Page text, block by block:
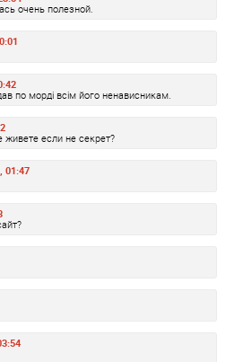
очень полезной.
по морді всім його ненависникам.
если не секрет?
01:47